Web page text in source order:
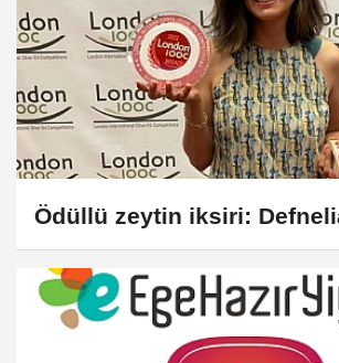
Ödüllü zeytin iksiri: